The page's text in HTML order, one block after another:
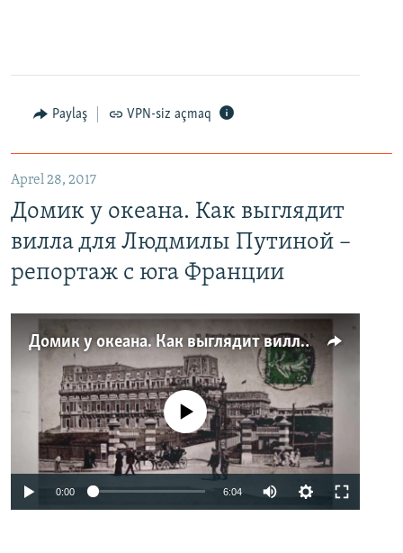
Paylaş VPN-siz açmaq
Aprel 28, 2017
Домик у океана. Как выглядит
вилла для Людмилы Путиной –
репортаж с юга Франции
Домик у океана. Как выглядит вилла для Людмилы Путиной – репортаж с юга Франции
No media source currently available
0:00 6:04